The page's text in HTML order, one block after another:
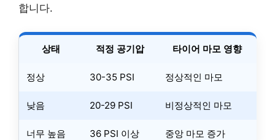
합니다.
상태 적정 공기압 타이어 마모 영향
정상 30-35 PSI 정상적인 마모
낮음 20-29 PSI 비정상적인 마모
너무 높음 36 PSI 이상 중앙 마모 증가